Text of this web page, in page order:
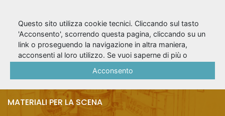
Eh? (1969/70) -
Bozzetto
MATERIALI PER LA SCENA
Questo sito utilizza cookie tecnici. Cliccando sul tasto
'Acconsento', scorrendo questa pagina, cliccando su un
link o proseguendo la navigazione in altra maniera,
acconsenti al loro utilizzo. Se vuoi saperne di più o
Acconsento